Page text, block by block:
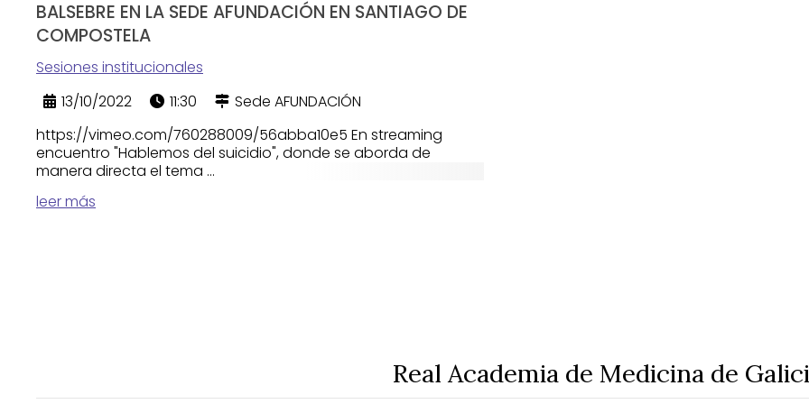
BALSEBRE EN LA SEDE AFUNDACIÓN EN SANTIAGO DE
COMPOSTELA
Sesiones institucionales
13/10/2022
11:30
Sede AFUNDACIÓN
https://vimeo.com/760288009/56abba10e5 En streaming
encuentro "Hablemos del suicidio", donde se aborda de
manera directa el tema ...
leer más
Real Academia de Medicina de